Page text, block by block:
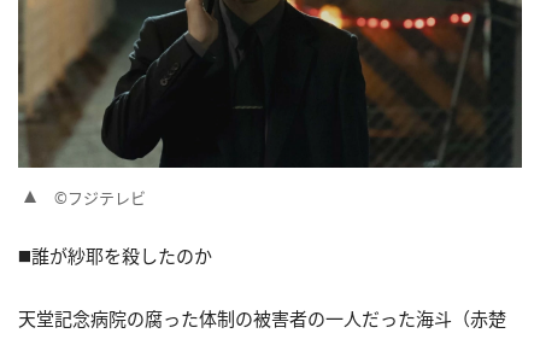
©フジテレビ
◼️誰が紗耶を殺したのか
天堂記念病院の腐った体制の被害者の一人だった海斗（赤楚